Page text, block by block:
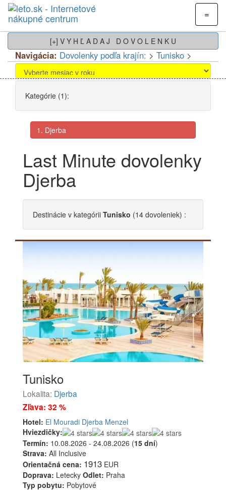
=
[+] V Y H Ľ A D A J D O V O L E N K U
Navigácia: Dovolenky podľa krajín: > Tunisko >
Kategórie (1):
1. Djerba
Last Minute dovolenky
Djerba
Destinácie v kategórii Tunisko (14 dovoleniek) :
Tunisko
Lokalita: Djerba
Zľava: 32 %
Hotel: El Mouradi Djerba Menzel
Hviezdičky:
Termín: 10.08.2026 - 24.08.2026 (15 dní)
Strava: All Inclusive
Orientačná cena: 1913 EUR
Doprava: Letecky Odlet: Praha
Typ pobytu: Pobytové